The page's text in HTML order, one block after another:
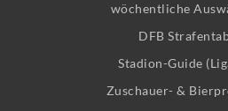
wöchentliche
DFB
Stadion-Guide
Zuschauer- &